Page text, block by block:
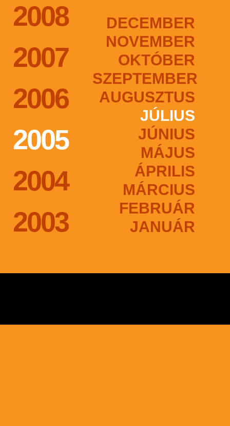
2008
2007
2006
2005
2004
2003
DECEMBER
NOVEMBER
OKTÓBER
SZEPTEMBER
AUGUSZTUS
JÚLIUS
JÚNIUS
MÁJUS
ÁPRILIS
MÁRCIUS
FEBRUÁR
JANUÁR